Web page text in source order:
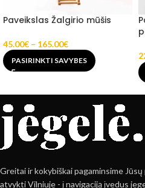
Paveikslas Žalgirio mūšis
45.00€ – 165.00€
PASIRINKTI SAVYBES
Greitai ir kokybiškai pagaminsime
atvykti Vilniuje - į navigaciją įvedus